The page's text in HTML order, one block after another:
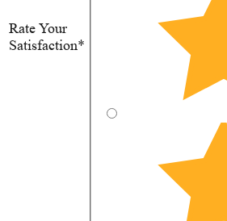
Rate Your
Satisfaction*